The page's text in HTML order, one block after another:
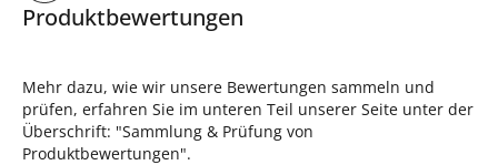
Produktbewertungen
Mehr dazu, wie wir unsere Bewertungen sammeln und
prüfen, erfahren Sie im unteren Teil unserer Seite unter der
Überschrift: "Sammlung & Prüfung von
Produktbewertungen".